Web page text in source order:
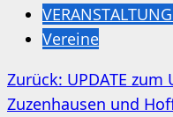
Vereine
Zurück: UPDATE
Zuzenhausen und